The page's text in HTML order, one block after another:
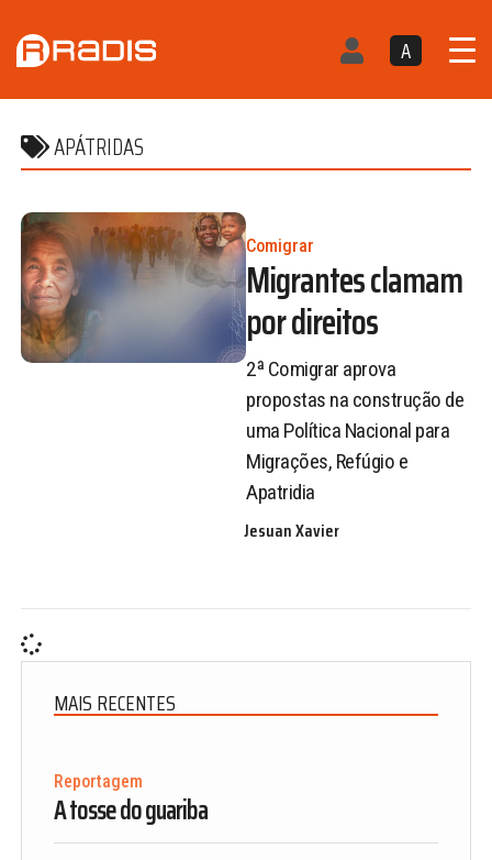
A
APÁTRIDAS
Comigrar
Migrantes clamam
por direitos
2ª Comigrar aprova
propostas na construção de
uma Política Nacional para
Migrações, Refúgio e
Apatridia
Jesuan Xavier
MAIS RECENTES
Reportagem
A tosse do guariba